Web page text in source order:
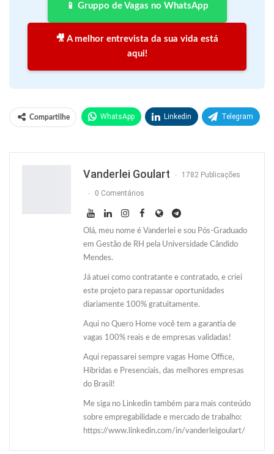
📱 Gruppo de Vagas no WhatsApp
🎥 A melhor entrevista da sua vida está
aqui!
Compartilhe WhatsApp Linkedin Telegram
Vanderlei Goulart 1782 Publicações
0 Comentários
Olá, meu nome é Vanderlei e sou Pós-Graduado
em Gestão de RH pela Universidade Cândido
Mendes.
Já atuei como contratante e contratado, e criei
este projeto para repassar oportunidades
diariamente 100% gratuitamente.
Aqui no Quero Home você tem a garantia de
vagas 100% reais e de empresas validadas!
Aqui repassarei sempre vagas Home Office,
Híbridas e Presenciais, das melhores empresas
do Brasil!
Me siga no Linkedin também para mais conteúdo
sobre empregabilidade e mercado de trabalho:
https://www.linkedin.com/in/vanderleigoulart/